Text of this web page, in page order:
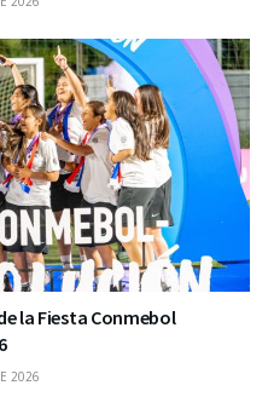
la Fiesta Conmebol
2026